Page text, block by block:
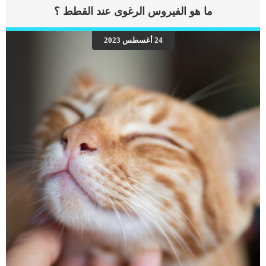
– العناية بالقطة الحامل جرعات إطعام القطط اليتيمة من سن يوم إلى 56 يوم بالتفصيل
التعليمات التي يجب عليك الاهتمام بها تختص بطعام قطتك. القطط تحتاج الكثير من
الطعام عالي الجودة والمحتوي على البروتينات والمغذيات الأساسية التي تساعد القطة
ما هو الفيروس الرغوى عند القطط ؟
24 أغسطس 2023